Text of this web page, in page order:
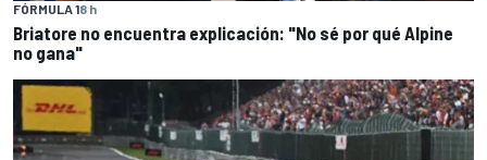
FÓRMULA 18 h
Briatore no encuentra explicación: "No sé por qué Alpine
no gana"